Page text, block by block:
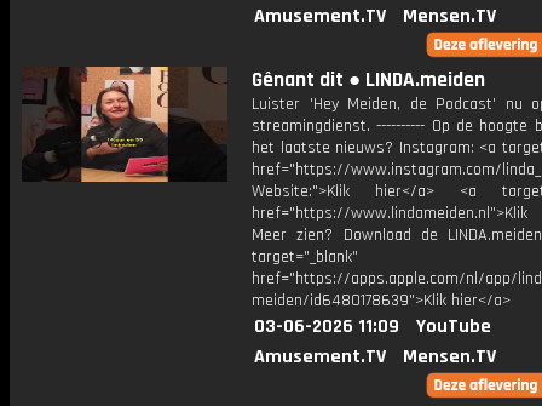
Amusement.TV
Mensen.TV
Gênant dit ● LINDA.meiden
Luister 'Hey Meiden, de Podcast' nu
streamingdienst. ---------- Op de hoogte
het laatste nieuws? Instagram: <a
href="https://www.instagram.com/
Website:">Klik hier</a> <a
href="https://
Meer zien? Download de
target="_blank"
href="https://apps.apple.com/nl/app/
meiden/id6480178639">Klik hier</a>
03-06-2026 11:09
YouTube
Amusement.TV
Mensen.TV